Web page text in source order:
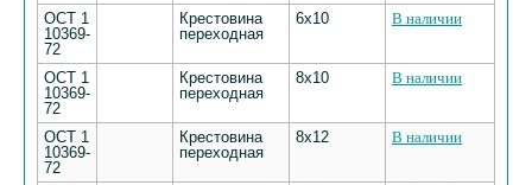
ОСТ 1
10369-
72
Крестовина
переходная
6х10 В наличии
ОСТ 1
10369-
72
Крестовина
переходная
8х10 В наличии
ОСТ 1
10369-
72
Крестовина
переходная
8х12 В наличии